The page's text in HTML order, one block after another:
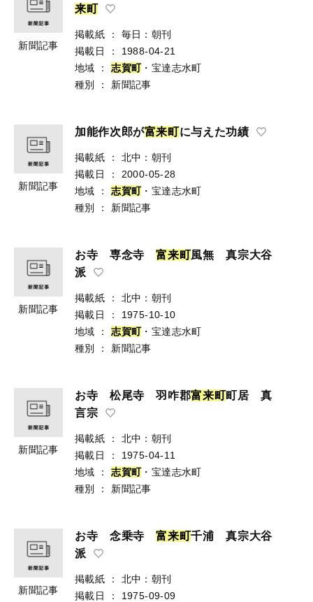
新聞記事
来町
掲載紙 ：
毎日：朝刊
掲載日
：
1988-04-21
地域
： 志賀町・宝達志水町
種別
： 新聞記事
新聞記事
加能作次郎が富来町に与えた功績
掲載紙 ：
北中：朝刊
掲載日
：
2000-05-28
地域
： 志賀町・宝達志水町
種別
： 新聞記事
新聞記事
お寺 専念寺富来町風無 真宗大谷
派
掲載紙 ：
北中：朝刊
掲載日
：
1975-10-10
地域
： 志賀町・宝達志水町
種別
： 新聞記事
新聞記事
お寺 松尾寺 羽咋郡富来町町居 真
言宗
掲載紙 ：
北中：朝刊
掲載日
：
1975-04-11
地域
： 志賀町・宝達志水町
種別
： 新聞記事
新聞記事
お寺 念乗寺富来町千浦 真宗大谷
派
掲載紙 ：
北中：朝刊
掲載日
：
1975-09-09